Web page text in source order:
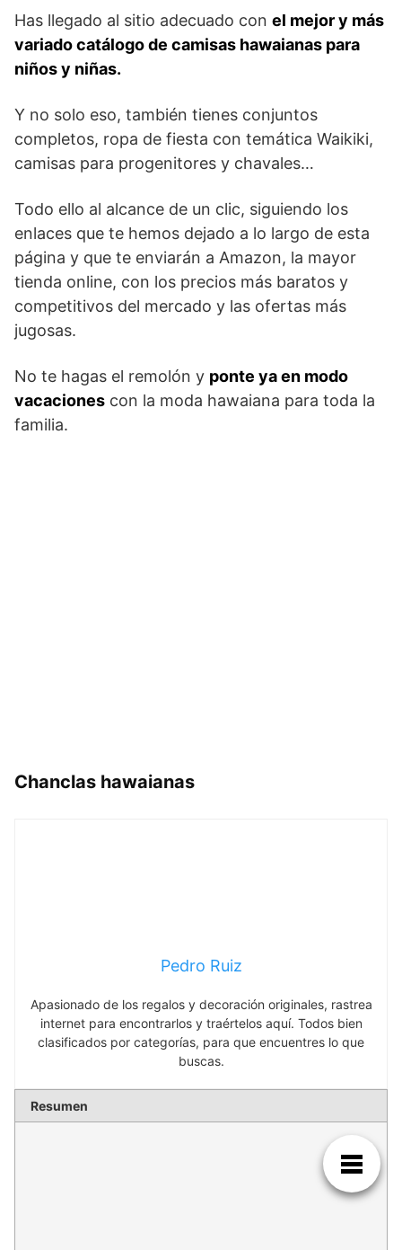
Has llegado al sitio adecuado con el mejor y más
variado catálogo de camisas hawaianas para
niños y niñas.
Y no solo eso, también tienes conjuntos
completos, ropa de fiesta con temática Waikiki,
camisas para progenitores y chavales…
Todo ello al alcance de un clic, siguiendo los
enlaces que te hemos dejado a lo largo de esta
página y que te enviarán a Amazon, la mayor
tienda online, con los precios más baratos y
competitivos del mercado y las ofertas más
jugosas.
No te hagas el remolón y ponte ya en modo
vacaciones con la moda hawaiana para toda la
familia.
Chanclas hawaianas
Pedro Ruiz
Apasionado de los regalos y decoración originales, rastrea
internet para encontrarlos y traértelos aquí. Todos bien
clasificados por categorías, para que encuentres lo que
buscas.
Resumen